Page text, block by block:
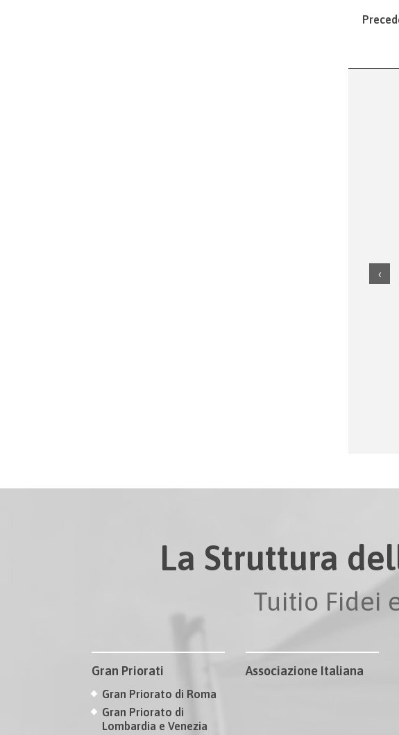
La Struttura
Tuitio Fidei
Gran Priorati
Gran Priorato di Roma
Gran Priorato di
Lombardia e Venezia
Associazione Italiana